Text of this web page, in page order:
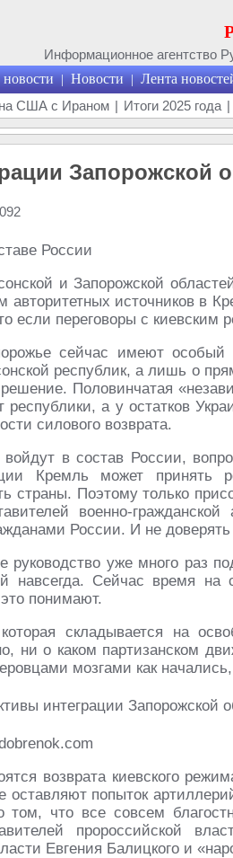
Информационное агентство
| Новости | Лента
США с Ираном | Итоги 2025 года |
Запорожской
России
и Запорожской
источников в
если переговоры с киевским
сейчас имеют особый
республик, а лишь о
Половинчатая
республики, а у остатков
силового возврата.
войдут в состав России,
Кремль может
страны. Поэтому только
военно-
России. И не
руководство уже много раз
навсегда. Сейчас время
понимают.
складывается на
ни о каком партизанском
мозгами как
возврата киевского
попыток
том, что все совсем
пророссийской
Евгения Балицкого и